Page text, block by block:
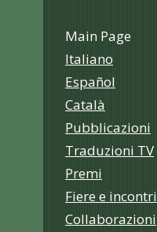
Main Page
Italiano
Español
Català
Pubblicazioni
Traduzioni TV
Premi
Fiere e incontri
Collaborazioni